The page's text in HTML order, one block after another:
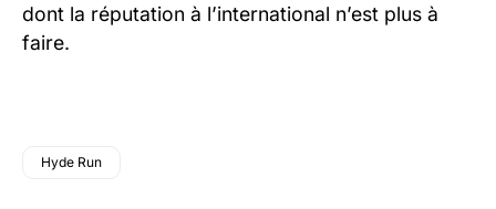
dont la réputation à l’international n’est plus à
faire.
Hyde Run